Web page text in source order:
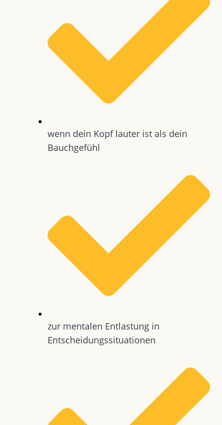
wenn dein Kopf lauter ist als dein
Bauchgefühl
zur mentalen Entlastung in
Entscheidungssituationen